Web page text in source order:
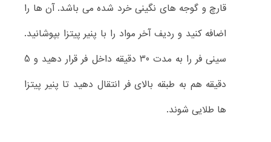
قارچ و گوجه های نگینی خرد شده می باشد. آن ها را
اضافه کنید و ردیف آخر مواد را با پنیر پیتزا بپوشانید.
سینی فر را به مدت 30 دقیقه داخل فر قرار دهید و 5
دقیقه هم به طبقه بالای فر انتقال دهید تا پنیر پیتزا
ها طلایی شوند.